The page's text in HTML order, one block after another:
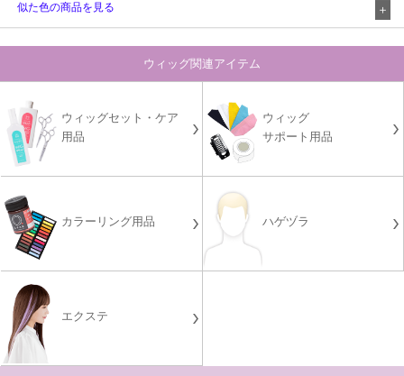
似た色の商品を見る
ウィッグ関連アイテム
ウィッグセット・ケア
用品
ウィッグ
サポート用品
カラーリング用品 ハゲヅラ
エクステ